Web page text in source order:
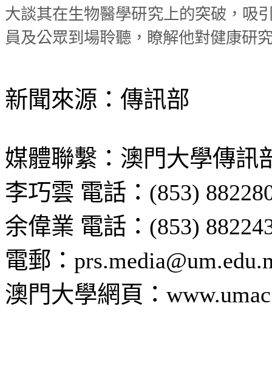
大談其在生物醫學研究上的突破，吸
員及公眾到場聆聽，瞭解他對健康研
新聞來源：傳訊部
媒體聯繫：澳門大學傳訊
李巧雲 電話：(853)
余偉業 電話：(853)
電郵：
澳門大學網頁：